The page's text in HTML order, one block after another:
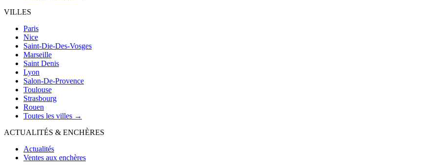
VILLES
Paris
Nice
Saint-Die-Des-Vosges
Marseille
Saint Denis
Lyon
Salon-De-Provence
Toulouse
Strasbourg
Rouen
Toutes les villes →
ACTUALITÉS & ENCHÈRES
Actualités
Ventes aux enchères